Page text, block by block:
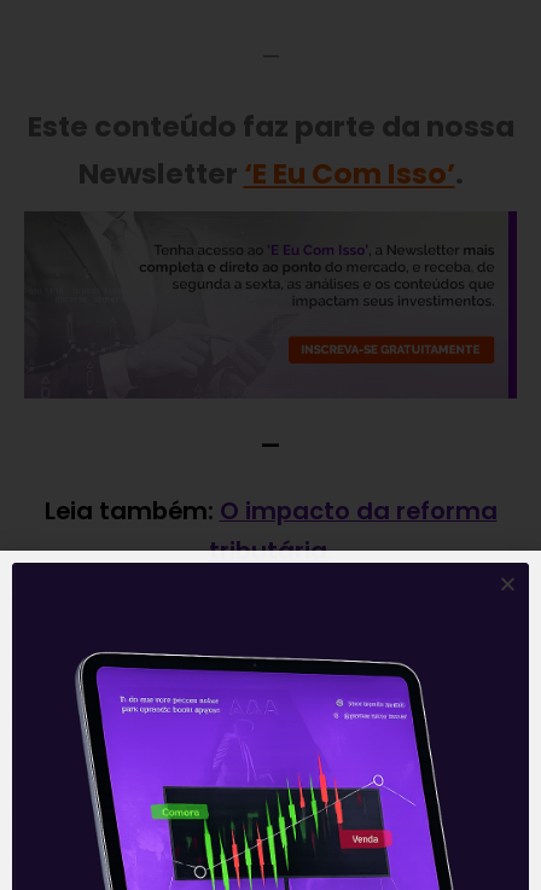
—
Este conteúdo faz parte da nossa
Newsletter ‘E Eu Com Isso’.
—
Leia também: O impacto da reforma
tributária.
O conteúdo foi útil para você? Compartilhe!